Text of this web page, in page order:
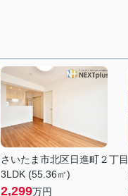
さいたま市北区日進町２丁目
3LDK (55.36㎡)
2,299万円